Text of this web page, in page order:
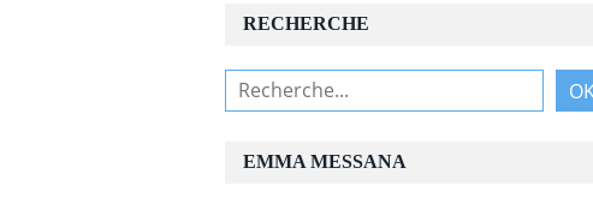
RECHERCHE
EMMA MESSANA